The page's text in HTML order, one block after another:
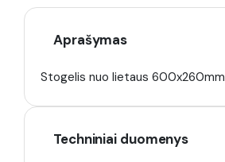
Aprašymas
Stogelis nuo lietaus 600x260mm
Techniniai duomenys